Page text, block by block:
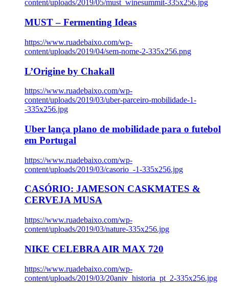
content/uploads/2019/05/must_winesummit-335x256.jpg
MUST – Fermenting Ideas
https://www.ruadebaixo.com/wp-
content/uploads/2019/04/sem-nome-2-335x256.png
L’Origine by Chakall
https://www.ruadebaixo.com/wp-
content/uploads/2019/03/uber-parceiro-mobilidade-1-
-335x256.jpg
Uber lança plano de mobilidade para o futebol
em Portugal
https://www.ruadebaixo.com/wp-
content/uploads/2019/03/casorio_-1-335x256.jpg
CASÓRIO: JAMESON CASKMATES &
CERVEJA MUSA
https://www.ruadebaixo.com/wp-
content/uploads/2019/03/nature-335x256.jpg
NIKE CELEBRA AIR MAX 720
https://www.ruadebaixo.com/wp-
content/uploads/2019/03/20aniv_historia_pt_2-335x256.jpg